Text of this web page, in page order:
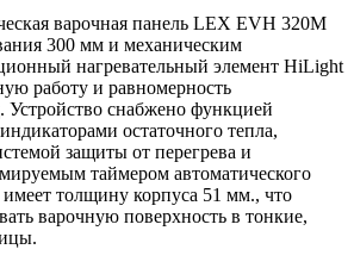
варочная панель LEX EVH 320M
300 мм и механическим
нагревательный элемент HiLight
работу и равномерность
Устройство снабжено функцией
остаточного тепла,
защиты от перегрева и
таймером автоматического
толщину корпуса 51 мм., что
варочную поверхность в тонкие,